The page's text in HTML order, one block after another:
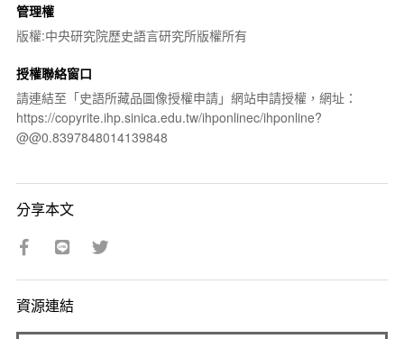
管理權
版權:中央研究院歷史語言研究所版權所有
授權聯絡窗口
請連結至「史語所藏品圖像授權申請」網站申請授權，網址：
https://copyrite.ihp.sinica.edu.tw/ihponlinec/ihponline?
@@0.8397848014139848
分享本文
資源連結